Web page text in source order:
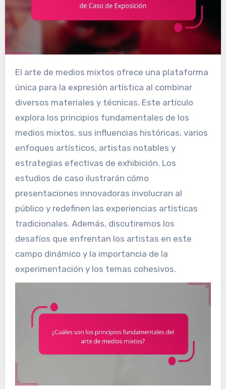
El arte de medios mixtos ofrece una plataforma
única para la expresión artística al combinar
diversos materiales y técnicas. Este artículo
explora los principios fundamentales de los
medios mixtos, sus influencias históricas, varios
enfoques artísticos, artistas notables y
estrategias efectivas de exhibición. Los
estudios de caso ilustrarán cómo
presentaciones innovadoras involucran al
público y redefinen las experiencias artísticas
tradicionales. Además, discutiremos los
desafíos que enfrentan los artistas en este
campo dinámico y la importancia de la
experimentación y los temas cohesivos.